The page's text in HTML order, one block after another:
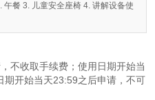
午餐 3. 儿童安全座椅 4. 讲解设备使
不收取手续费；使用日期开始当
期开始当天23:59之后申请，不可